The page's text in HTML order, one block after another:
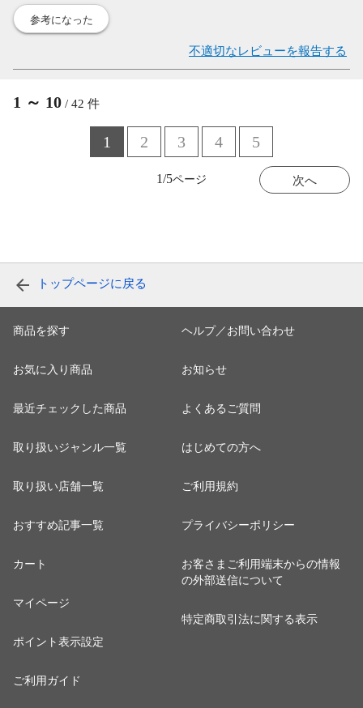
参考になった
不適切なレビューを報告する
1 ～ 10 / 42 件
1 2 3 4 5
1/5 次へ
トップページに戻る
商品を探す
お気に入り商品
最近チェックした商品
取り扱いジャンル一覧
取り扱い店舗一覧
おすすめ記事一覧
カート
マイページ
ポイント表示設定
ご利用ガイド
ヘルプ／お問い合わせ
お知らせ
よくあるご質問
はじめての方へ
ご利用規約
プライバシーポリシー
お客さまご利用端末からの情報
の外部送信について
特定商取引法に関する表示